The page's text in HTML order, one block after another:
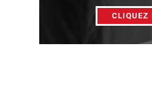
CLIQUEZ